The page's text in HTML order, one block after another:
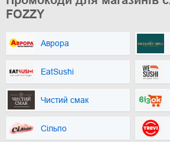
FOZZY
Аврора
EatSushi
Чистий смак
Сільпо